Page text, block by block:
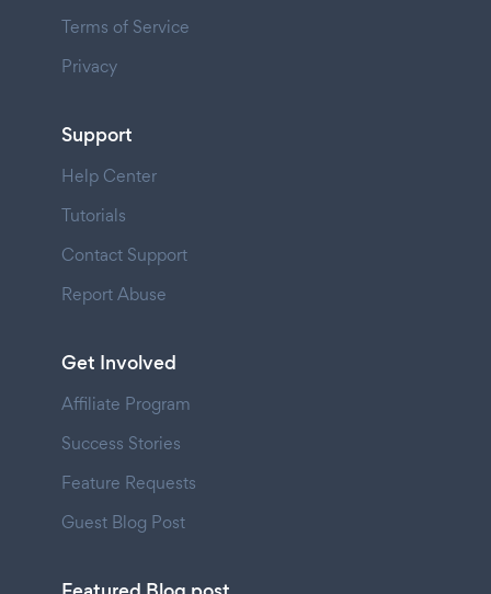
Terms of Service
Privacy
Support
Help Center
Tutorials
Contact Support
Report Abuse
Get Involved
Affiliate Program
Success Stories
Feature Requests
Guest Blog Post